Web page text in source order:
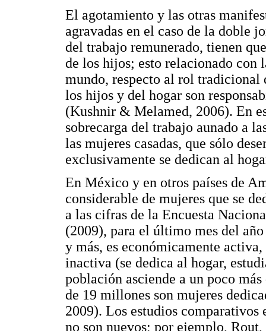
El agotamiento y las otras
agravadas en el caso de la doble
del trabajo remunerado, tienen
de los hijos; esto relacionado con
mundo, respecto al rol
los hijos y del hogar son
(Kushnir & Melamed, 2006). En
sobrecarga del trabajo aunado a
las mujeres casadas, que sólo
exclusivamente se dedican al
En México y en otros países de
considerable de mujeres que se
a las cifras de la Encuesta
(2009), para el último mes del
y más, es económicamente
inactiva (se dedica al hogar,
población asciende a un poco
de 19 millones son mujeres
2009). Los estudios
no son nuevos; por ejemplo,